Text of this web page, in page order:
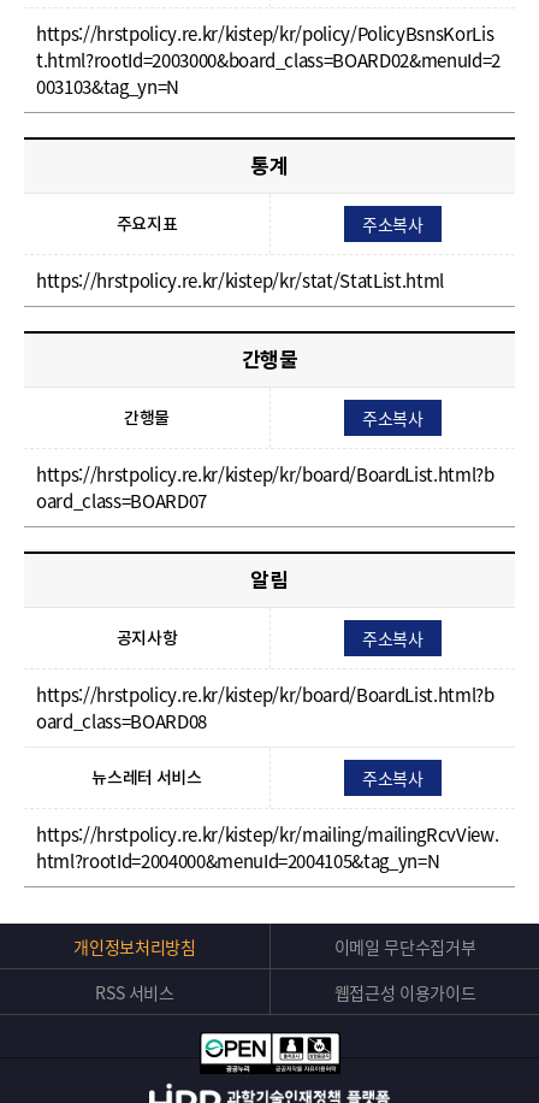
https://hrstpolicy.re.kr/kistep/kr/policy/PolicyBsnsKorLis
t.html?rootId=2003000&board_class=BOARD02&menuId=2
003103&tag_yn=N
통계
주요지표 주소복사
https://hrstpolicy.re.kr/kistep/kr/stat/StatList.html
간행물
간행물 주소복사
https://hrstpolicy.re.kr/kistep/kr/board/BoardList.html?b
oard_class=BOARD07
알림
공지사항 주소복사
https://hrstpolicy.re.kr/kistep/kr/board/BoardList.html?b
oard_class=BOARD08
뉴스레터 서비스 주소복사
https://hrstpolicy.re.kr/kistep/kr/mailing/mailingRcvView.
html?rootId=2004000&menuId=2004105&tag_yn=N
버
개인정보처리방침
이메일 무단수집거부
RSS 서비스
웹접근성 이용가이드